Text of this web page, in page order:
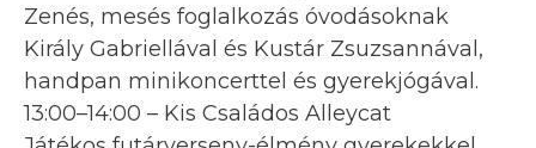
Zenés, mesés foglalkozás óvodásoknak
Király Gabriellával és Kustár Zsuzsannával,
handpan minikoncerttel és gyerekjógával.
13:00–14:00 – Kis Családos Alleycat